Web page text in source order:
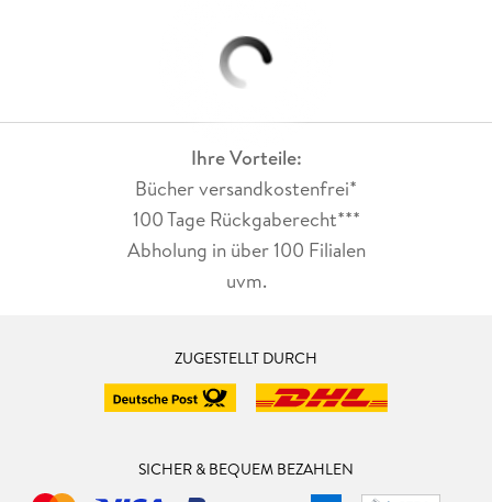
Ihre Vorteile:
Bücher versandkostenfrei*
100 Tage Rückgaberecht***
Abholung in über 100 Filialen
uvm.
ZUGESTELLT DURCH
SICHER & BEQUEM BEZAHLEN